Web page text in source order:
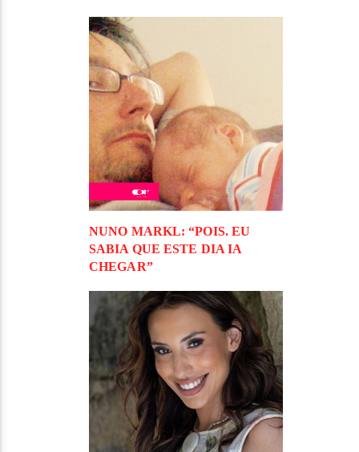
NUNO MARKL: “POIS. EU
SABIA QUE ESTE DIA IA
CHEGAR”